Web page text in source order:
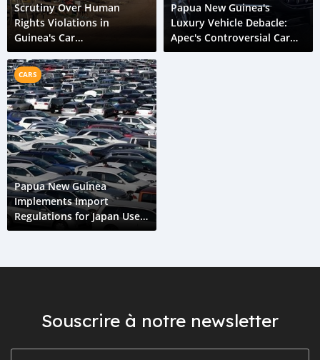
Scrutiny Over Human
Rights Violations in
Guinea's Car
Manufacturing Metal
Distribution Network
Papua New Guinea's
Luxury Vehicle Debacle:
Apec's Controversial Car
Purchase
CARS
Papua New Guinea
Implements Import
Regulations for Japan Used
Cars
Souscrire à notre newsletter